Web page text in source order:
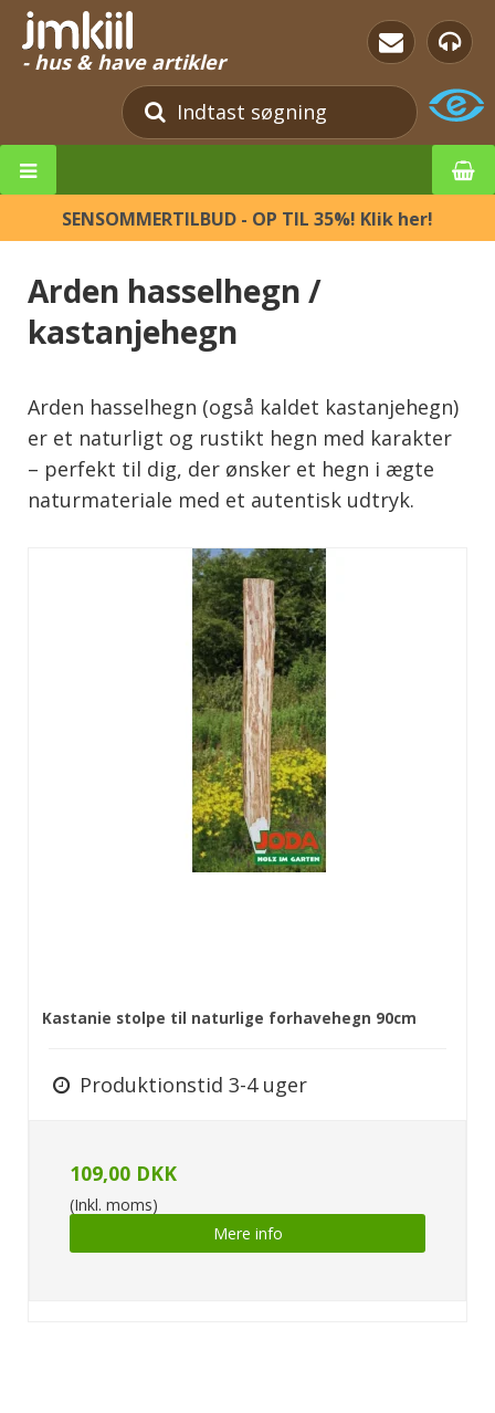
- hus & have artikler
SENSOMMERTILBUD - OP TIL 35%! Klik her!
Arden hasselhegn /
kastanjehegn
Arden hasselhegn (også kaldet kastanjehegn)
er et naturligt og rustikt hegn med karakter
– perfekt til dig, der ønsker et hegn i ægte
naturmateriale med et autentisk udtryk.
Kastanie stolpe til naturlige forhavehegn 90cm
Produktionstid 3-4 uger
109,00 DKK
(Inkl. moms)
Mere info